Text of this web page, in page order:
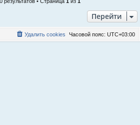
Перейти
Часовой пояс: UTC+03:00
Удалить cookies